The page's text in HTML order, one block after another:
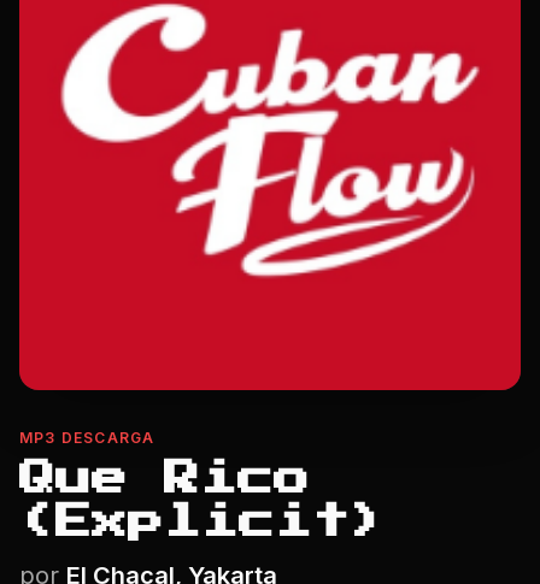
MP3 DESCARGA
Que Rico
(Explicit)
por El Chacal, Yakarta